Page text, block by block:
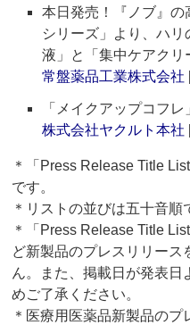
本日発売！『ノブ』
シリーズ」より、ハ
液」と「集中ケアクリ
常盤薬品工業株式会社
「メイクアップコフ
株式会社ヤクルト本社
＊「Press Release Title
です。
＊リストの並びは五十音順
＊「Press Release Title
ど新製品のプレスリリー
ん。また、掲載日が発表日
めご了承ください。
＊医療用医薬品新製品の